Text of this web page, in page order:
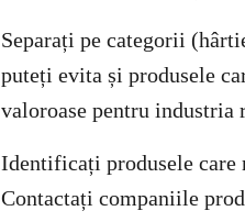
Separați pe categorii
puteți evita și produsele
valoroase pentru industria
Identificați produsele care
Contactați companiile